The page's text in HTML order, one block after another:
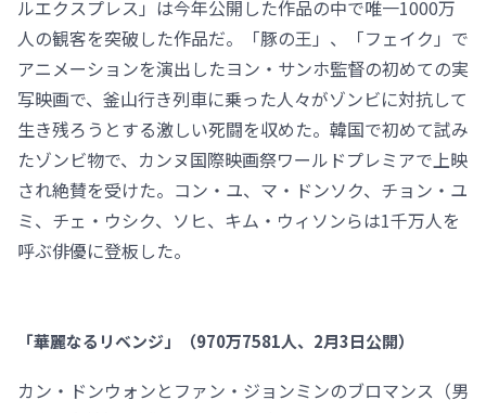
ルエクスプレス」は今年公開した作品の中で唯一1000万
人の観客を突破した作品だ。「豚の王」、「フェイク」で
アニメーションを演出したヨン・サンホ監督の初めての実
写映画で、釜山行き列車に乗った人々がゾンビに対抗して
生き残ろうとする激しい死闘を収めた。韓国で初めて試み
たゾンビ物で、カンヌ国際映画祭ワールドプレミアで上映
され絶賛を受けた。コン・ユ、マ・ドンソク、チョン・ユ
ミ、チェ・ウシク、ソヒ、キム・ウィソンらは1千万人を
呼ぶ俳優に登板した。
「華麗なるリベンジ」（970万7581人、2月3日公開）
カン・ドンウォンとファン・ジョンミンのブロマンス（男